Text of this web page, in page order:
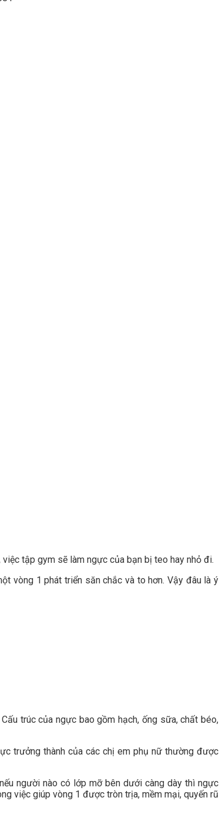
tập gym sẽ làm ngực của bạn bị teo hay nhỏ đi.
vòng 1 phát triển săn chắc và to hơn. Vậy đâu là ý
trúc của ngực bao gồm hạch, ống sữa, chất béo,
trưởng thành của các chị em phụ nữ thường được
người nào có lớp mỡ bên dưới càng dày thì ngực
việc giúp vòng 1 được tròn trịa, mềm mại, quyến rũ